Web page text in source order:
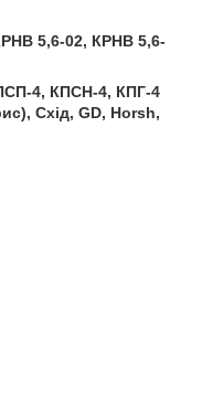
5,6-02, КРНВ 5,6-
4, КПСН-4, КПГ-4
Схід, GD, Horsh,